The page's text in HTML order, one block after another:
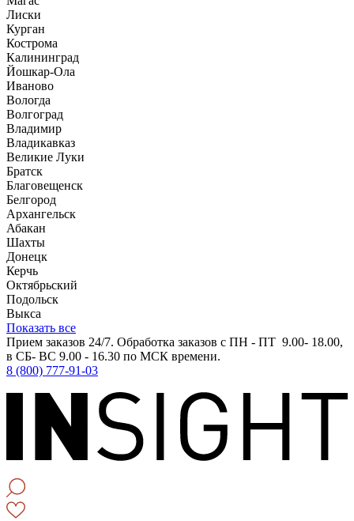
Лиски
Курган
Кострома
Калининград
Йошкар-Ола
Иваново
Вологда
Волгоград
Владимир
Владикавказ
Великие Луки
Братск
Благовещенск
Белгород
Архангельск
Абакан
Шахты
Донецк
Керчь
Октябрьский
Подольск
Выкса
Показать все
Прием заказов 24/7. Обработка заказов с ПН - ПТ 9.00- 18.00,
в СБ- ВС 9.00 - 16.30 по МСК времени.
8 (800) 777-91-03